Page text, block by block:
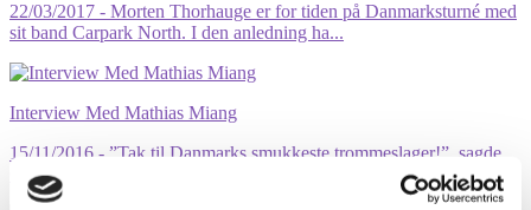
22/03/2017 - Morten Thorhauge er for tiden på Danmarksturné med
sit band Carpark North. I den anledning ha...
Interview Med Mathias Miang
15/11/2016 - ”Tak til Danmarks smukkeste trommeslager!”, sagde
CHINAH om Mathias Miang, da de fornylig van...